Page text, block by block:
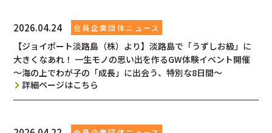
2026.04.24
【ジョイポート淡路島（株）より】淡路島で「うずしお級」に
大きくなあれ！ 一生モノの思い出を作るGW体験イベント開催
～海の上でわが子の「成長」に出会う、特別な8日間～
詳細ページはこちら